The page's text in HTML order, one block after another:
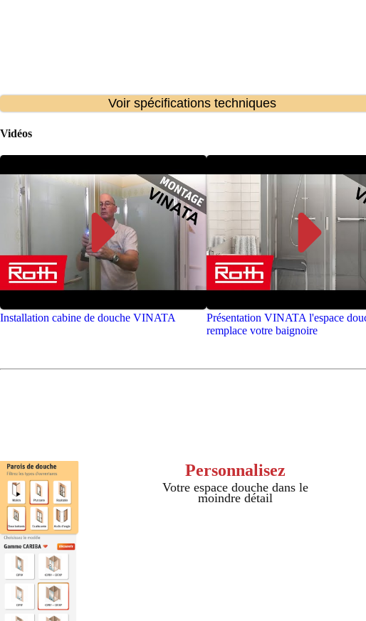
Voir spécifications techniques
Vidéos
Installation cabine de douche VINATA
Présentation VINATA l'espace
remplace votre baignoire
Personnalisez
Votre espace douche dans le
moindre détail